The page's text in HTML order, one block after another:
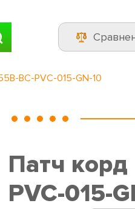
BC-PVC-015-GN-10
Патч корд
PVC-015-